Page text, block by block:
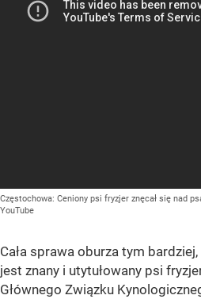
Częstochowa: Ceniony psi fryzjer znęcał się nad
YouTube
Cała sprawa oburza tym
jest znany i utytułowany psi
Głównego Związku